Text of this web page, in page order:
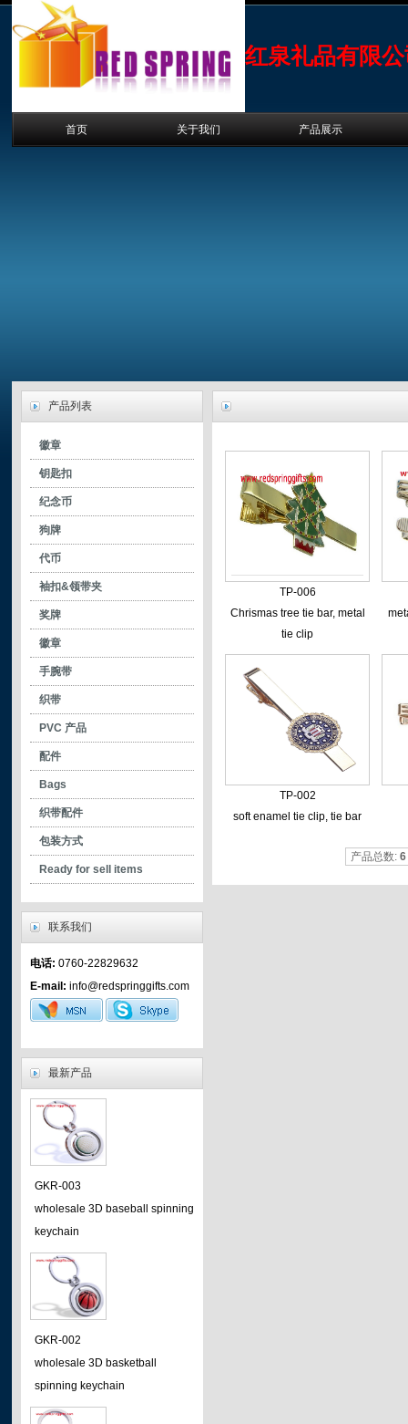
红泉礼品有限
首页 关于我们 产品展示
产品列表
徽章
- 网印徽章
- 烤漆徽章
- 软珐琅徽章
- 色膏徽章
- 不上色徽章
- printing pin
钥匙扣
- 烤漆钥匙扣
- 软珐琅钥匙扣
- 色膏钥匙扣
- 不上色钥匙扣
- spinning keychains
- printed keychain
纪念币
狗牌
代币
袖扣&领带夹
- 袖扣
- 领带夹
奖牌
徽章
手腕带
织带
PVC 产品
配件
Bags
织带配件
- safety clips
- plastic hooks
- plastic assessories
- mountain hooks
- mobile phone accessories
- metal hooks
- metal clip
包装方式
Ready for sell items
联系我们
电话: 0760-22829632
E-mail: info@redspringgifts.com
最新产品
GKR-003
wholesale 3D baseball spinning
keychain
GKR-002
wholesale 3D basketball
spinning keychain
TP-006
Chrismas tree tie bar, metal
tie clip
TP-002
soft enamel tie clip, tie bar
产品总数: 6